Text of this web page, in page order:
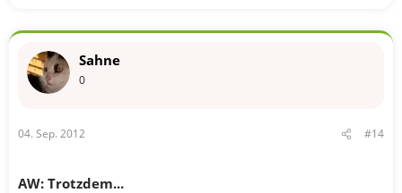
Sahne
0
04. Sep. 2012 #14
AW: Trotzdem...